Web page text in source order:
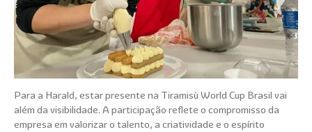
Para a Harald, estar presente na Tiramisù World Cup Brasil vai
além da visibilidade. A participação reflete o compromisso da
empresa em valorizar o talento, a criatividade e o espírito